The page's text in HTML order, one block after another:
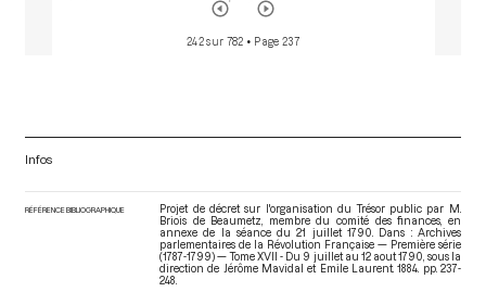
242 sur 782 • Page 237
Infos
RÉFÉRENCE BIBLIOGRAPHIQUE
Projet de décret sur l'organisation du Trésor public par M.
Briois de Beaumetz, membre du comité des finances, en
annexe de la séance du 21 juillet 1790. Dans : Archives
parlementaires de la Révolution Française — Première série
(1787-1799) — Tome XVII - Du 9 juillet au 12 aout 1790 , sous la
direction de Jérôme Mavidal et Emile Laurent. 1884. pp. 237-
248.